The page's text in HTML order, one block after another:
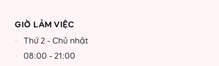
GIỜ LÀM VIỆC
Thứ 2 - Chủ nhật
08:00 - 21:00